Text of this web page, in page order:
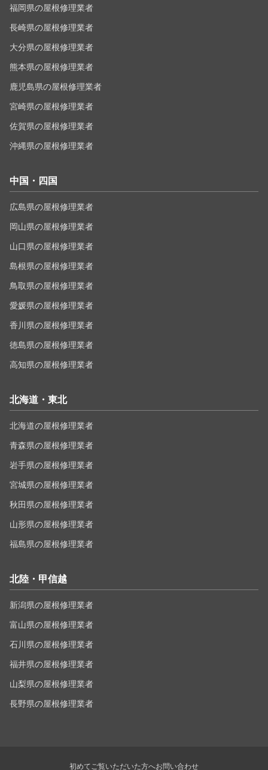
福岡県の屋根修理業者
長崎県の屋根修理業者
大分県の屋根修理業者
熊本県の屋根修理業者
鹿児島県の屋根修理業者
宮崎県の屋根修理業者
佐賀県の屋根修理業者
沖縄県の屋根修理業者
中国・四国
広島県の屋根修理業者
岡山県の屋根修理業者
山口県の屋根修理業者
島根県の屋根修理業者
鳥取県の屋根修理業者
愛媛県の屋根修理業者
香川県の屋根修理業者
徳島県の屋根修理業者
高知県の屋根修理業者
北海道・東北
北海道の屋根修理業者
青森県の屋根修理業者
岩手県の屋根修理業者
宮城県の屋根修理業者
秋田県の屋根修理業者
山形県の屋根修理業者
福島県の屋根修理業者
北陸・甲信越
新潟県の屋根修理業者
富山県の屋根修理業者
石川県の屋根修理業者
福井県の屋根修理業者
山梨県の屋根修理業者
長野県の屋根修理業者
初めてご覧いただいた方へお問い合わせ